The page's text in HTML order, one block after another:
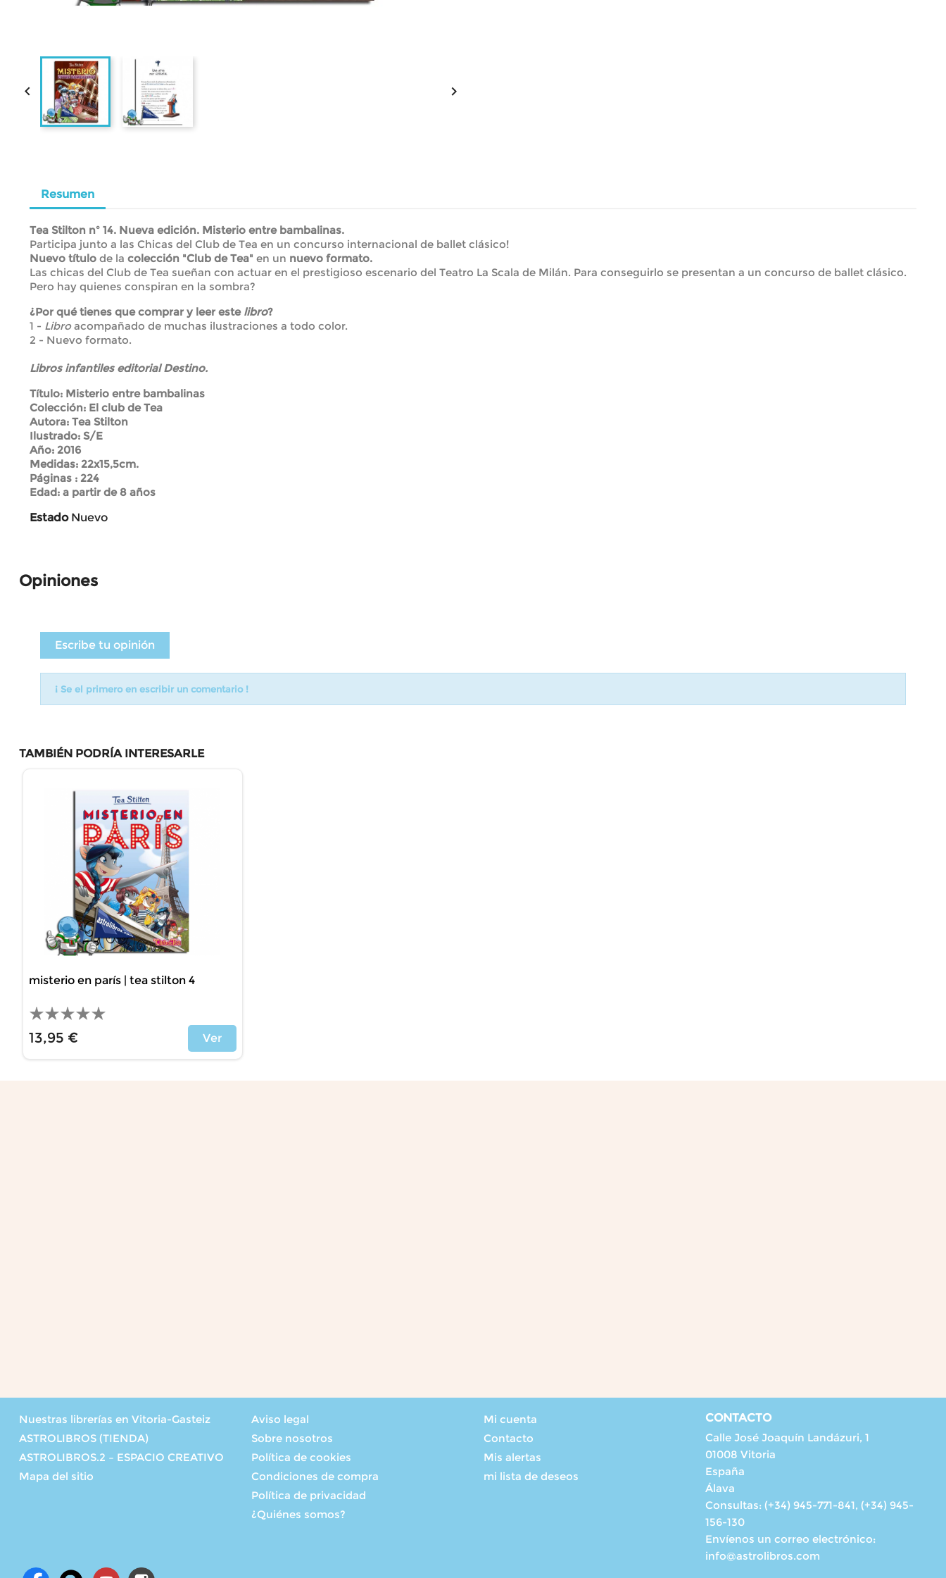
 
Resumen
Tea Stilton nº 14. Nueva edición. Misterio entre bambalinas.
Participa junto a las Chicas del Club de Tea en un concurso internacional de ballet clásico!
Nuevo título de la colección "Club de Tea" en un nuevo formato.
Las chicas del Club de Tea sueñan con actuar en el prestigioso escenario del Teatro La Scala de Milán. Para conseguirlo se presentan a un concurso de ballet clásico.
Pero hay quienes conspiran en la sombra?
¿Por qué tienes que comprar y leer este libro?
1 - Libroacompañado de muchas ilustraciones a todo color.
2 - Nuevo formato.
Libros infantiles editorial Destino.
Título: Misterio entre bambalinas
Colección: El club de Tea
Autora: Tea Stilton
Ilustrado: S/E
Año: 2016
Medidas: 22x15,5cm.
Páginas : 224
Edad: a partir de 8 años
Estado Nuevo
Opiniones
Escribe tu opinión
¡ Se el primero en escribir un comentario !
TAMBIÉN PODRÍA INTERESARLE
misterio en parís | tea stilton 4
13,95 € Ver
Nuestras librerías en Vitoria-Gasteiz
ASTROLIBROS (TIENDA)
ASTROLIBROS.2 – ESPACIO CREATIVO
Mapa del sitio
Aviso legal
Sobre nosotros
Política de cookies
Condiciones de compra
Política de privacidad
¿Quiénes somos?
Mi cuenta
Contacto
Mis alertas
mi lista de deseos
CONTACTO
Calle José Joaquín Landázuri, 1
01008 Vitoria
España
Álava
Consultas: (+34) 945-771-841, (+34) 945-
156-130
Envíenos un correo electrónico:
info@astrolibros.com